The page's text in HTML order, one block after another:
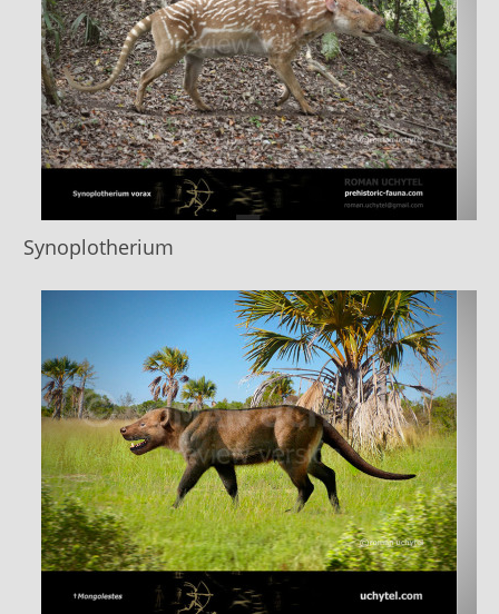
Synoplotherium